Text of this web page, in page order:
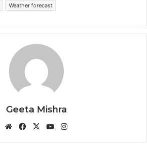
Weather forecast
Geeta Mishra
WebsiteFacebook
X YouTube